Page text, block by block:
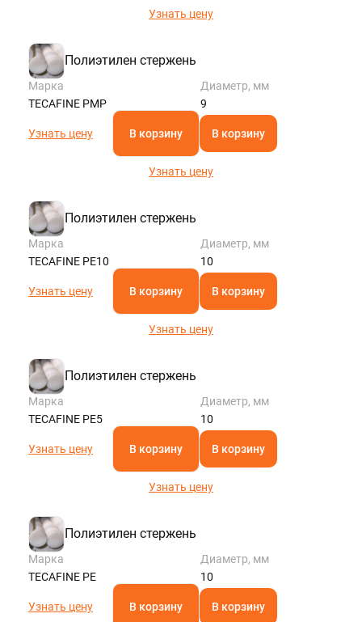
Узнать цену
Полиэтилен стержень
Марка
TECAFINE PMP
Диаметр, мм
9
Узнать цену В корзину В корзину
Узнать цену
Полиэтилен стержень
Марка
TECAFINE PE10
Диаметр, мм
10
Узнать цену В корзину В корзину
Узнать цену
Полиэтилен стержень
Марка
TECAFINE PE5
Диаметр, мм
10
Узнать цену В корзину В корзину
Узнать цену
Полиэтилен стержень
Марка
TECAFINE PE
Диаметр, мм
10
Узнать цену В корзину В корзину